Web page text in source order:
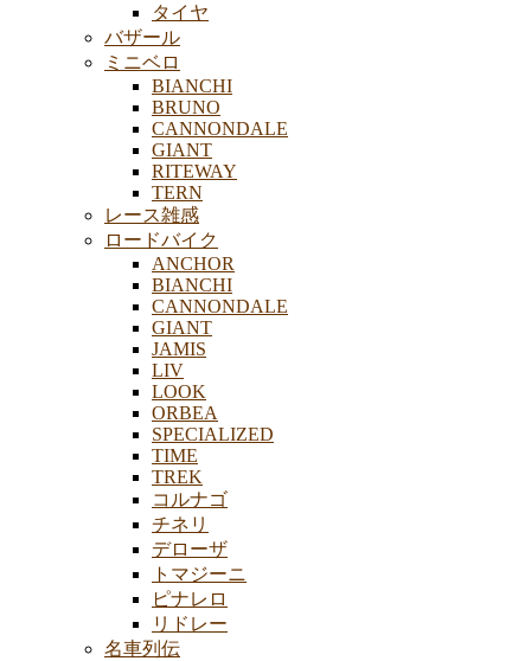
タイヤ
バザール
ミニベロ
BIANCHI
BRUNO
CANNONDALE
GIANT
RITEWAY
TERN
レース雑感
ロードバイク
ANCHOR
BIANCHI
CANNONDALE
GIANT
JAMIS
LIV
LOOK
ORBEA
SPECIALIZED
TIME
TREK
コルナゴ
チネリ
デローザ
トマジーニ
ピナレロ
リドレー
名車列伝